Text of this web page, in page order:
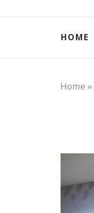
HOME
Home »